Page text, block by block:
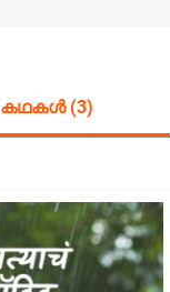
കഥകൾ (3)